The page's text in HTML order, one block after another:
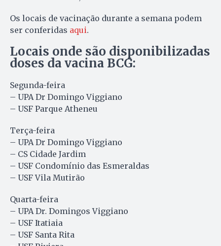
Os locais de vacinação durante a semana podem
ser conferidas aqui.
Locais onde são disponibilizadas
doses da vacina BCG:
Segunda-feira
– UPA Dr Domingo Viggiano
– USF Parque Atheneu
Terça-feira
– UPA Dr Domingo Viggiano
– CS Cidade Jardim
– USF Condomínio das Esmeraldas
– USF Vila Mutirão
Quarta-feira
– UPA Dr. Domingos Viggiano
– USF Itatiaia
– USF Santa Rita